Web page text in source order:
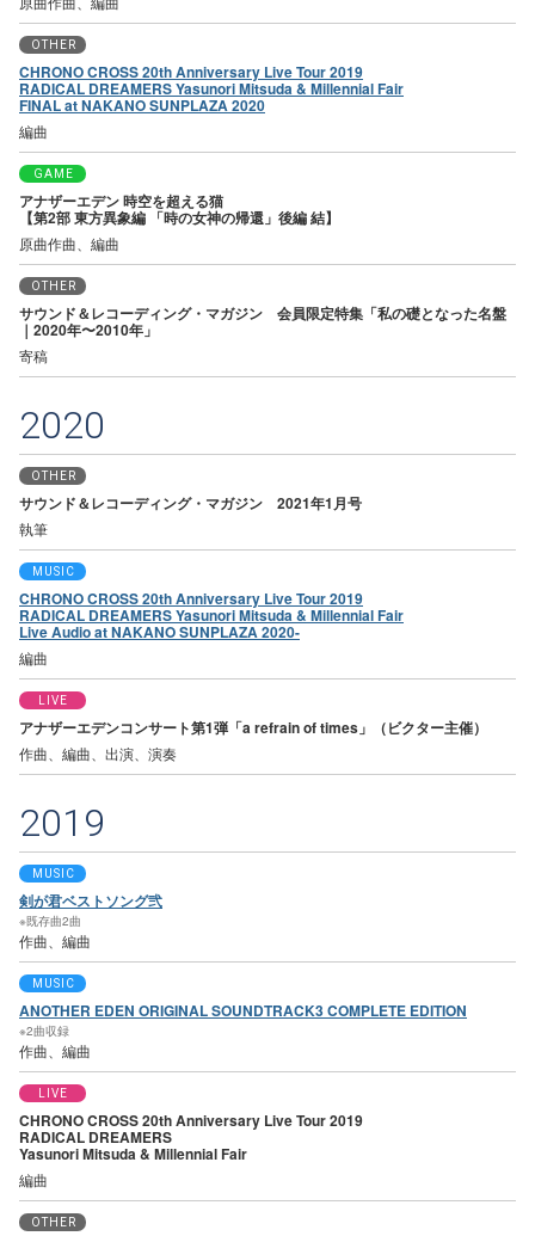
OTHER
CHRONO CROSS 20th Anniversary Live Tour 2019
RADICAL DREAMERS Yasunori Mitsuda & Millennial Fair
FINAL at NAKANO SUNPLAZA 2020
編曲
GAME
アナザーエデン 時空を超える猫
【第2部 東方異象編 「時の女神の帰還」後編 結】
原曲作曲、編曲
OTHER
サウンド＆レコーディング・マガジン 会員限定特集「私の礎となった名盤
｜2020年〜2010年」
寄稿
2020
OTHER
サウンド＆レコーディング・マガジン 2021年1月号
執筆
MUSIC
CHRONO CROSS 20th Anniversary Live Tour 2019
RADICAL DREAMERS Yasunori Mitsuda & Millennial Fair
Live Audio at NAKANO SUNPLAZA 2020-
編曲
LIVE
アナザーエデンコンサート第1弾「a refrain of times」（ビクター主催）
作曲、編曲、出演、演奏
2019
MUSIC
剣が君ベストソング弐
※既存曲2曲
作曲、編曲
MUSIC
ANOTHER EDEN ORIGINAL SOUNDTRACK3 COMPLETE EDITION
※2曲収録
作曲、編曲
LIVE
CHRONO CROSS 20th Anniversary Live Tour 2019
RADICAL DREAMERS
Yasunori Mitsuda & Millennial Fair
編曲
OTHER